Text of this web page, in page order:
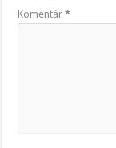
Komentár*